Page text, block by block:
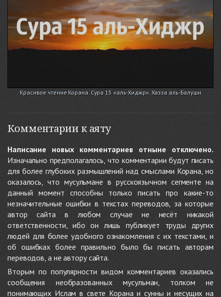
Красивое чтение Корана. Сура 15 «аль-Хиджр». Хазза аль-Балуши
Комментарии к аяту
Написание новых комментариев отныне отключено.
Изначально предполагалось, что комментарии будут писать
для более глубоких размышлений над смыслами Корана, но
оказалось, что мусульмане в русскоязычном сегменте на
данный момент способны только писать про какие-то
незначительные ошибки в текстах переводов, за которые
автор сайта в любом случае не несёт никакой
ответственности, ибо он лишь публикует труды других
людей для более удобного ознакомления с их текстами, и
об ошибках более правильно было бы писать авторам
переводов, а не автору сайта.
Вторым по популярности видом комментариев оказались
сообщения необразованных мусульман, толком не
понимающих Ислам в свете Корана и сунны и несущих на